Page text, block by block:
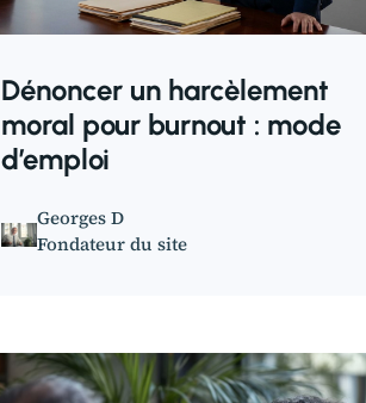
Dénoncer un harcèlement
moral pour burnout : mode
d’emploi
Georges D
Fondateur du site